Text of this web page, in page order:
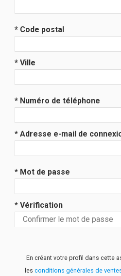
* Code postal
* Ville
* Numéro de téléphone
* Adresse e-mail de
* Mot de passe
* Vérification
En créant votre profil dans cette
les conditions générales de